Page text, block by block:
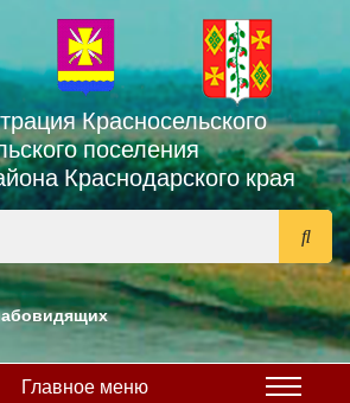
Красносельского
поселения
Краснодарского края
Главное меню